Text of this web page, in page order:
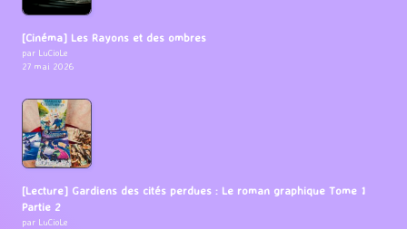
[Cinéma] Les Rayons et des ombres
par LuCioLe
27 mai 2026
[Lecture] Gardiens des cités perdues : Le roman graphique Tome 1
Partie 2
par LuCioLe